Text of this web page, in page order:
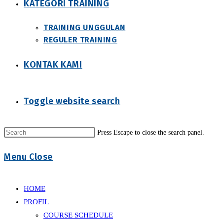
KATEGORI TRAINING
TRAINING UNGGULAN
REGULER TRAINING
KONTAK KAMI
Toggle website search
Press Escape to close the search panel.
Menu Close
HOME
PROFIL
COURSE SCHEDULE